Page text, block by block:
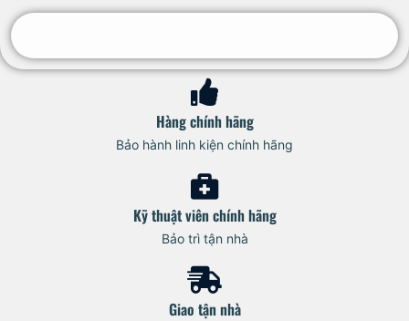
Hàng chính hãng
Bảo hành linh kiện chính hãng
Kỹ thuật viên chính hãng
Bảo trì tận nhà
Giao tận nhà